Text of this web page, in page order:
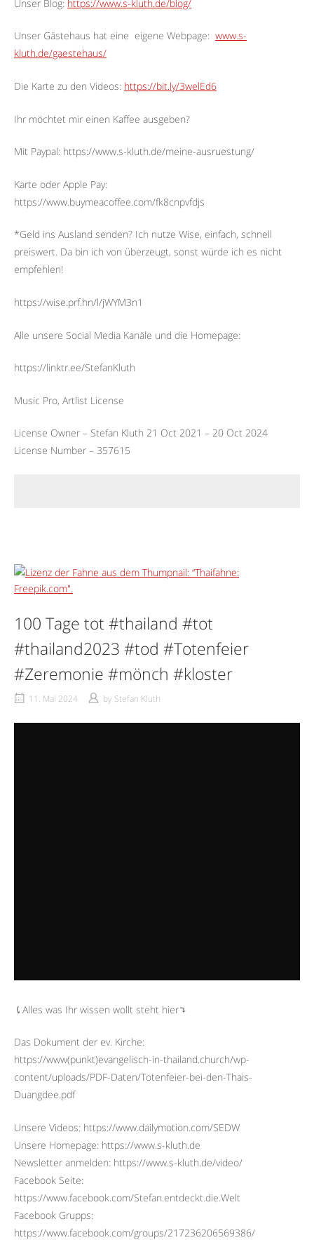
Unser Blog: https://www.s-kluth.de/blog/
Unser Gästehaus hat eine eigene Webpage: www.s-
kluth.de/gaestehaus/
Die Karte zu den Videos: https://bit.ly/3welEd6
Ihr möchtet mir einen Kaffee ausgeben?
Mit Paypal: https://www.s-kluth.de/meine-ausruestung/
Karte oder Apple Pay:
https://www.buymeacoffee.com/fk8cnpvfdjs
*Geld ins Ausland senden? Ich nutze Wise, einfach, schnell
preiswert. Da bin ich von überzeugt, sonst würde ich es nicht
empfehlen!
https://wise.prf.hn/l/jWYM3n1
Alle unsere Social Media Kanäle und die Homepage:
https://linktr.ee/StefanKluth
Music Pro, Artlist License
License Owner – Stefan Kluth 21 Oct 2021 – 20 Oct 2024
License Number – 357615
100 Tage tot #thailand #tot
#thailand2023 #tod #Totenfeier
#Zeremonie #mönch #kloster
11. Mai 2024 by Stefan Kluth
⤹Alles was Ihr wissen wollt steht hier⤵︎
Das Dokument der ev. Kirche:
https://www(punkt)evangelisch-in-thailand.church/wp-
content/uploads/PDF-Daten/Totenfeier-bei-den-Thais-
Duangdee.pdf
Unsere Videos: https://www.dailymotion.com/SEDW
Unsere Homepage: https://www.s-kluth.de
Newsletter anmelden: https://www.s-kluth.de/video/
Facebook Seite:
https://www.facebook.com/Stefan.entdeckt.die.Welt
Facebook Grupps:
https://www.facebook.com/groups/217236206569386/